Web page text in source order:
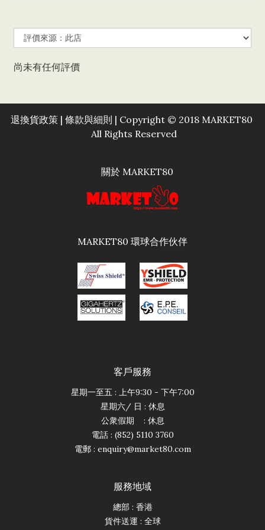
尚未有任何評價
退換貨政策| 條款與細則 | Copyright © 2018 MARKET80
All Rights Reserved
關於 MARKET80
MARKET80 環球合作伙伴
客戶服務
星期一至五 : 上午9:30 - 下午7:00
星期六/ 日 : 休息
公衆假期 : 休息
電話 : (852) 5110 3760
電郵 : enquiry@market80.com
服務地域
總部 : 香港
貨件送運 : 全球